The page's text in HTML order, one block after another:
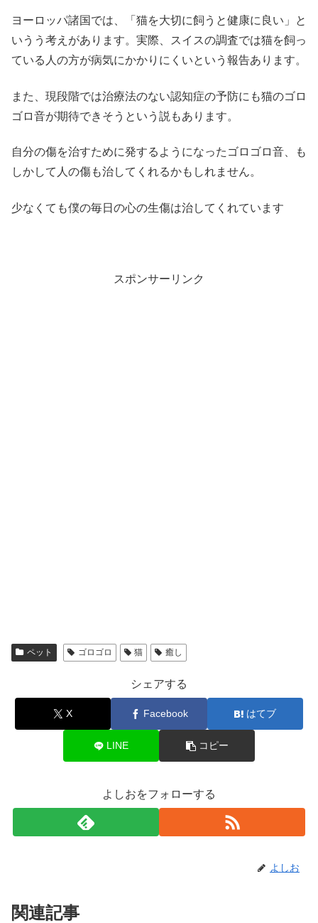
ヨーロッパ諸国では、「猫を大切に飼うと健康に良い」と
いうう考えがあります。実際、スイスの調査では猫を飼っ
ている人の方が病気にかかりにくいという報告あります。
また、現段階では治療法のない認知症の予防にも猫のゴロ
ゴロ音が期待できそうという説もあります。
自分の傷を治すために発するようになったゴロゴロ音、も
しかして人の傷も治してくれるかもしれません。
少なくても僕の毎日の心の生傷は治してくれています
スポンサーリンク
ペット ゴロゴロ 猫 癒し
シェアする
X Facebook はてブ
LINE コピー
よしおをフォローする
よしお
関連記事